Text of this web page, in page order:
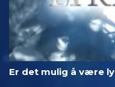
Er det mulig å være